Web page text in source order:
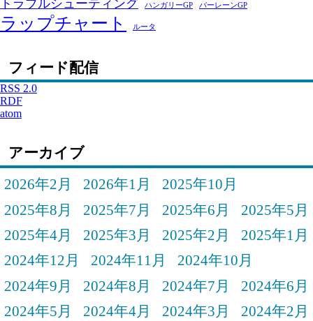
トラブルシューティング ハンガリーGP バーレーンGP
ラップチャート ルータ
フィード配信
RSS 2.0
RDF
atom
アーカイブ
2026年2月
2026年1月
2025年10月
2025年8月
2025年7月 2025年6月
2025年5月
2025年4月
2025年3月 2025年2月
2025年1月
2024年12月
2024年11月
2024年10月
2024年9月
2024年8月 2024年7月
2024年6月
2024年5月
2024年4月 2024年3月
2024年2月